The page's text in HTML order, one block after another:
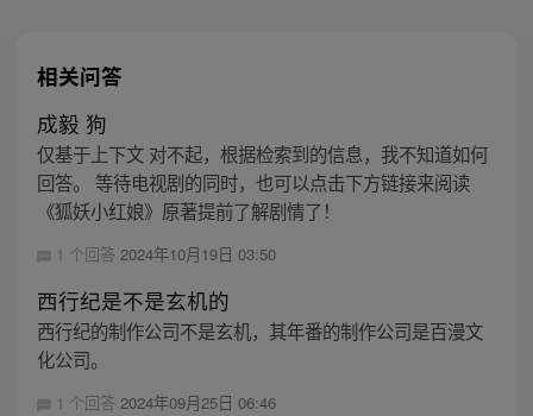
相关问答
成毅 狗
仅基于上下文 对不起，根据检索到的信息，我不知道如何
回答。 等待电视剧的同时，也可以点击下方链接来阅读
《狐妖小红娘》原著提前了解剧情了！
1 个回答 2024年10月19日 03:50
西行纪是不是玄机的
西行纪的制作公司不是玄机，其年番的制作公司是百漫文
化公司。
1 个回答 2024年09月25日 06:46